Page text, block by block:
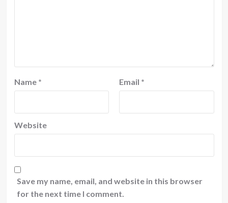
Name * Email *
Website
Save my name, email, and website in this browser
for the next time I comment.